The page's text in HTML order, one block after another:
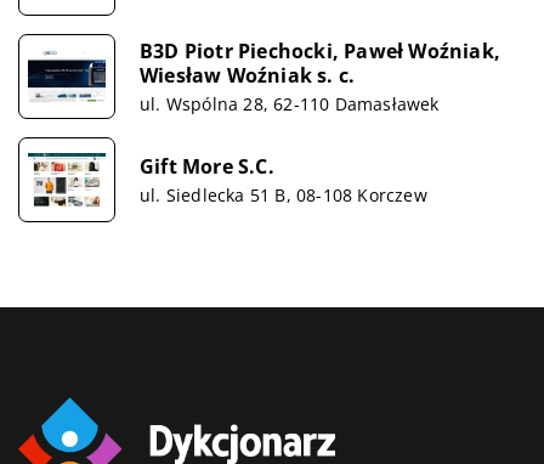
B3D Piotr Piechocki, Paweł Woźniak,
Wiesław Woźniak s. c.
ul. Wspólna 28, 62-110 Damasławek
Gift More S.C.
ul. Siedlecka 51 B, 08-108 Korczew